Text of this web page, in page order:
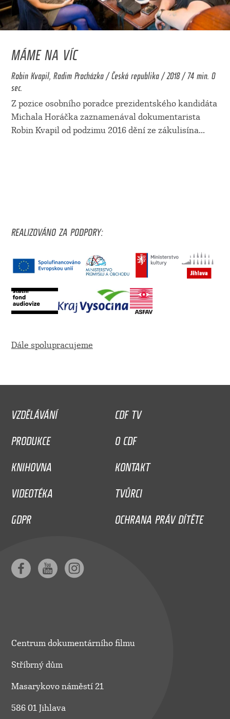
MÁME NA VÍC
Robin Kvapil, Radim Procházka / Česká republika / 2018 / 74 min. 0
sec.
Z pozice osobního poradce prezidentského kandidáta
Michala Horáčka zaznamenával dokumentarista
Robin Kvapil od podzimu 2016 dění ze zákulisína...
REALIZOVÁNO ZA PODPORY:
Dále spolupracujeme
VZDĚLÁVÁNÍ
CDF TV
PRODUKCE
O CDF
KNIHOVNA
KONTAKT
VIDEOTÉKA
TVŮRCI
GDPR
OCHRANA PRÁV DÍTĚTE
Centrum dokumentárního filmu
Stříbrný dům
Masarykovo náměstí 21
586 01 Jihlava